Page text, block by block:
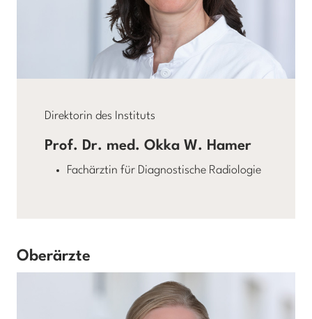
Direktorin des Instituts
Prof. Dr. med. Okka W. Hamer
Fachärztin für Diagnostische Radiologie
Oberärzte